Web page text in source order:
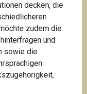
decken, die
zudem die
und
sowie die